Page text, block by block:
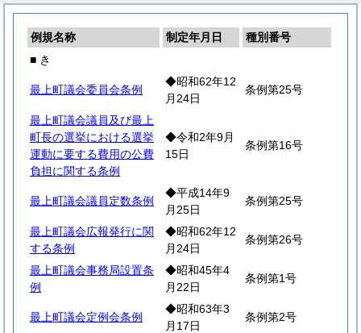
例規名称 制定年月日
種別番号
■ き
最上町議会委員会条例
◆昭和62年12
月24日
条例第25号
最上町議会議員及び最上
町長の選挙における選挙
運動に要する費用の公費
負担に関する条例
◆令和2年9月
15日
条例第16号
最上町議会議員定数条例
◆平成14年9
月25日
条例第25号
最上町議会広報発行に関
する条例
◆昭和62年12
月24日
条例第26号
最上町議会事務局設置条
例
◆昭和45年4
月22日
条例第1号
最上町議会定例会条例
◆昭和63年3
月17日
条例第2号